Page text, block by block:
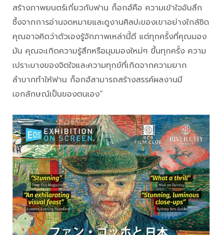
สร้างภาพยนตร์เกี่ยวกับฟาน ก็อกฮ์คือ ความเข้าใจอันลึก
ซึ้งจากการอ่านจดหมายและดูงานศิลปะของเขาอย่างใกล้ชิด
คุณอาจคิดว่าตัวเองรู้จักภาพเหล่านี้ดี แต่ทุกครั้งที่คุณมอง
มัน คุณจะเกิดความรู้สึกหรือมุมมองใหม่ๆ ขึ้นทุกครั้ง ความ
เปราะบางของจิตใจและความทุกข์ที่เกิดจากความยาก
ลำบากทำให้ฟาน ก็อกฮ์สามารถสร้างสรรค์ผลงานมี
เอกลักษณ์เป็นของตนเอง”